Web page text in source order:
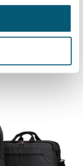
您携带摄影器材和